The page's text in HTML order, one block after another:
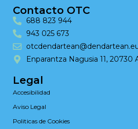
Contacto OTC
688 823 944
943 025 673
Enparantza Nagusia 11, 20730
Legal
Accesibilidad
Aviso Legal
Politicas de Cookies